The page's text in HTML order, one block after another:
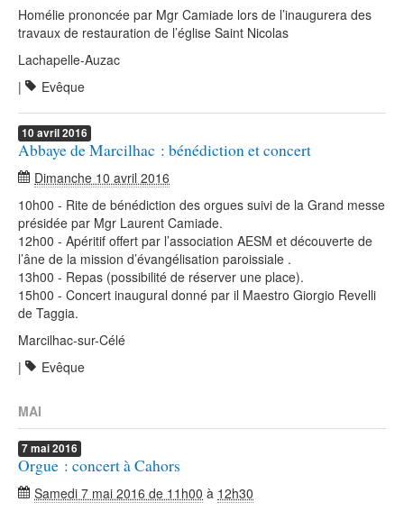
Homélie prononcée par Mgr Camiade lors de l’inaugurera des
travaux de restauration de l’église Saint Nicolas
Lachapelle-Auzac
|
Evêque
10 avril2016
Abbaye de Marcilhac : bénédiction et concert
Dimanche 10 avril 2016
10h00 - Rite de bénédiction des orgues suivi de la Grand messe
présidée par Mgr Laurent Camiade.
12h00 - Apéritif offert par l’association AESM et découverte de
l’âne de la mission d’évangélisation paroissiale .
13h00 - Repas (possibilité de réserver une place).
15h00 - Concert inaugural donné par il Maestro Giorgio Revelli
de Taggia.
Marcilhac-sur-Célé
|
Evêque
MAI
7mai2016
Orgue : concert à Cahors
Samedi 7 mai 2016 de 11h00 à 12h30